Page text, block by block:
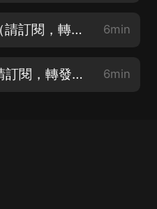
第007集 我看見了他（請訂閱，轉發，五星好評哦～） 6min
第008集 初識青浦（請訂閱，轉發，五星好評哦～） 6min